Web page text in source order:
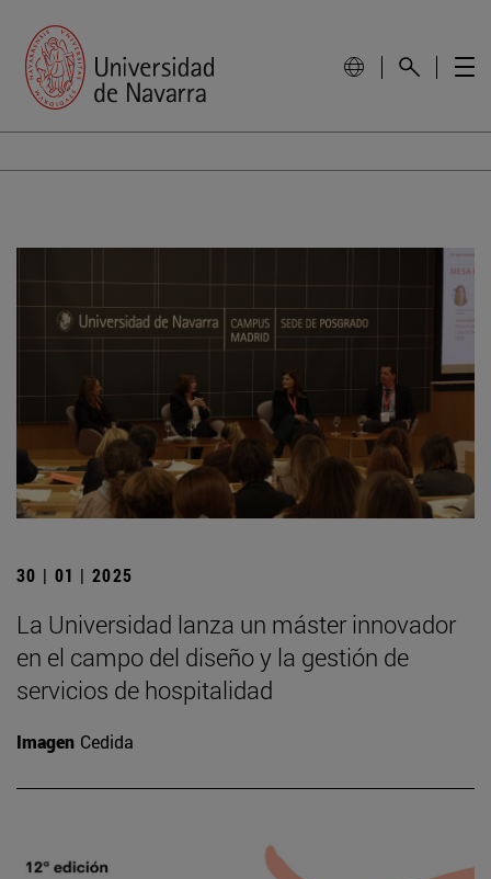
30 | 01 | 2025
La Universidad lanza un máster innovador
en el campo del diseño y la gestión de
servicios de hospitalidad
Imagen Cedida